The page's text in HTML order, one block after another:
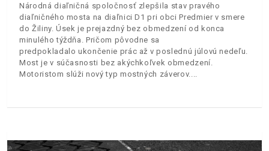
Národná diaľničná spoločnosť zlepšila stav pravého
diaľničného mosta na diaľnici D1 pri obci Predmier v smere
do Žiliny. Úsek je prejazdný bez obmedzení od konca
minulého týždňa. Pričom pôvodne sa
predpokladalo ukončenie prác až v poslednú júlovú nedeľu.
Most je v súčasnosti bez akýchkoľvek obmedzení.
Motoristom slúži nový typ mostných záverov.